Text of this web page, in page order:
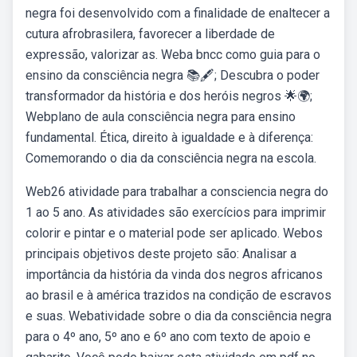
negra foi desenvolvido com a finalidade de enaltecer a
cutura afrobrasilera, favorecer a liberdade de
expressão, valorizar as. Weba bncc como guia para o
ensino da consciência negra 📚🖋️; Descubra o poder
transformador da história e dos heróis negros 🌟🌍;
Webplano de aula consciência negra para ensino
fundamental. Ética, direito à igualdade e à diferença:
Comemorando o dia da consciência negra na escola.
Web26 atividade para trabalhar a consciencia negra do
1 ao 5 ano. As atividades são exercícios para imprimir
colorir e pintar e o material pode ser aplicado. Webos
principais objetivos deste projeto são: Analisar a
importância da história da vinda dos negros africanos
ao brasil e à américa trazidos na condição de escravos
e suas. Webatividade sobre o dia da consciência negra
para o 4º ano, 5º ano e 6º ano com texto de apoio e